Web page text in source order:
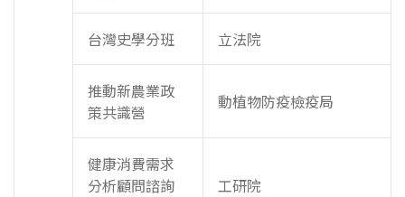
台灣史學分班 立法院
推動新農業政
策共識營
動植物防疫檢疫局
健康消費需求
分析顧問諮詢
工研院